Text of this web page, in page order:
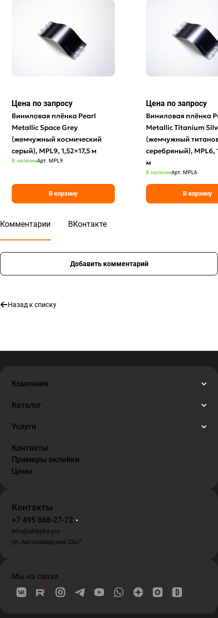
Цена по запросу
Виниловая плёнка Pearl
Metallic Space Grey
(жемчужный космический
серый), MPL9, 1,52×17,5 м
В наличииАрт. MPL9
В корзину
Цена по запросу
Виниловая плёнка
Metallic Titanium
(жемчужный
серебряный), MPL6,
м
В наличииАрт. MPL6
В корзину
Комментарии ВКонтакте
Добавить комментарий
Назад к списку
Компания
Каталог
Услуги
Контакты
Примеры оклейки
Цены
Контакты
+7 495 868-27-72
info@okleyka.pro
ул. Автозаводская 23к7
Мы на связи